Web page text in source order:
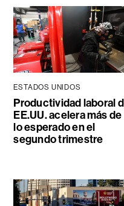
ESTADOS UNIDOS
Productividad laboral
EE.UU. acelera más de
lo esperado en el
segundo trimestre